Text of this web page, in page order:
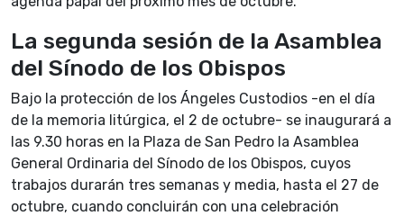
La segunda sesión de la Asamblea
del Sínodo de los Obispos
Bajo la protección de los Ángeles Custodios -en el día
de la memoria litúrgica, el 2 de octubre- se inaugurará a
las 9.30 horas en la Plaza de San Pedro la Asamblea
General Ordinaria del Sínodo de los Obispos, cuyos
trabajos durarán tres semanas y media, hasta el 27 de
octubre, cuando concluirán con una celebración